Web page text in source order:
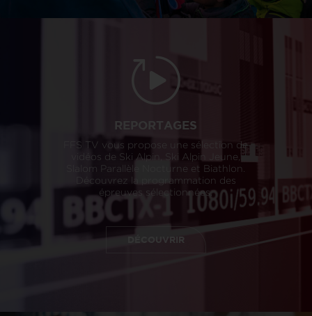
REPORTAGES
FFS TV vous propose une sélection de
vidéos de Ski Alpin, Ski Alpin Jeune,
Slalom Parallèle Nocturne et Biathlon.
Découvrez la programmation des
épreuves sélectionnées.
DÉCOUVRIR